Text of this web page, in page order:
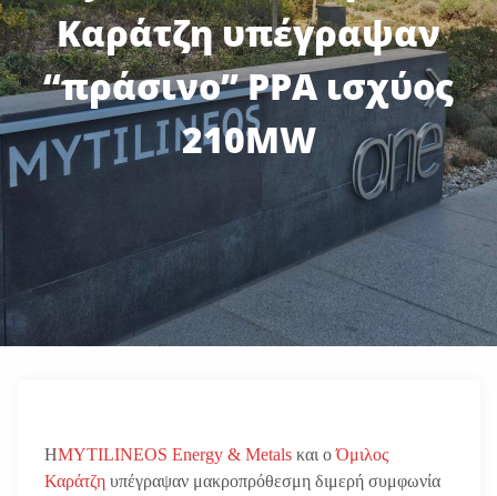
Καράτζη υπέγραψαν
“πράσινο” PPA ισχύος
210MW
ΗMYTILINEOS Energy & Metals και οΌμιλος
Καράτζη υπέγραψαν μακροπρόθεσμη διμερή συμφωνία